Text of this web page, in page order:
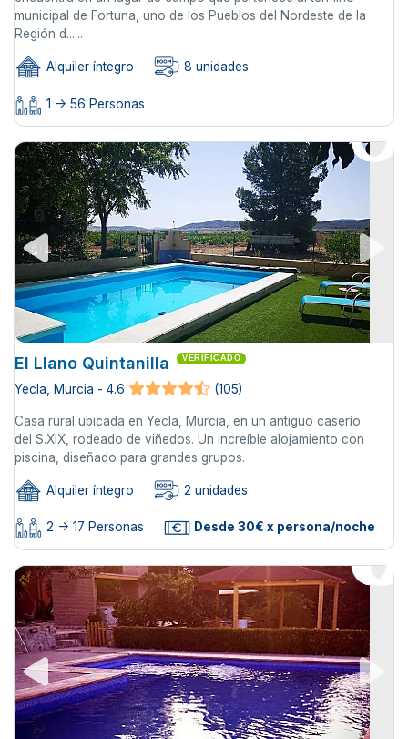
municipal de Fortuna, uno de los Pueblos del Nordeste de la
Región d......
Alquiler íntegro 8 unidades
1 -> 56 Personas
El Llano Quintanilla VERIFICADO
Yecla, Murcia - 4.6 (105)
Casa rural ubicada en Yecla, Murcia, en un antiguo caserío
del S.XIX, rodeado de viñedos. Un increíble alojamiento con
piscina, diseñado para grandes grupos.
Alquiler íntegro 2 unidades
2 -> 17 Personas Desde 30€ x persona/noche